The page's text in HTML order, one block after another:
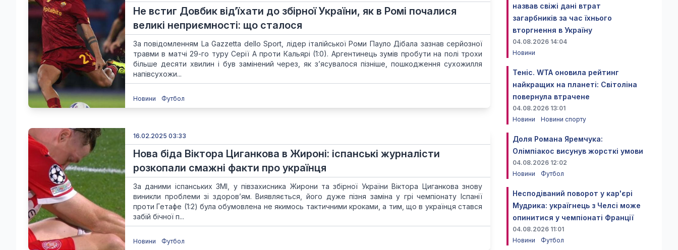
Не встиг Довбик від’їхати до збірної України, як в Ромі почалися
великі неприємності: що сталося
За повідомленням La Gazzetta dello Sport, лідер італійської Роми Пауло Дібала зазнав серйозної
травми в матчі 29-го туру Серії А проти Кальярі (1:0). Аргентинець зумів пробути на полі трохи
більше десяти хвилин і був замінений через, як з’ясувалося пізніше, пошкодження сухожилля
напівсухожи...
Новини Футбол
16.02.2025 03:33
Нова біда Віктора Циганкова в Жироні: іспанські журналісти
розкопали смажні факти про українця
За даними іспанських ЗМІ, у півзахисника Жирони та збірної України Віктора Циганкова знову
виникли проблеми зі здоров’ям. Виявляється, його дуже пізня заміна у грі чемпіонату Іспанії
проти Гетафе (1:2) була обумовлена не якимось тактичними кроками, а тим, що в українця стався
забій бічної п...
Новини Футбол
назвав свіжі дані втрат
загарбників за час їхнього
вторгнення в Україну
04.08.2026 14:04
Новини
Теніс. WTA оновила рейтинг
найкращих на планеті: Світоліна
повернула втрачене
04.08.2026 13:01
Новини
Новини спорту
Доля Романа Яремчука:
Олімпіакос висунув жорсткі умови
04.08.2026 12:02
Новини
Футбол
Несподіваний поворот у кар'єрі
Мудрика: україгнець з Челсі може
опинитися у чемпіонаті Франції
04.08.2026 11:01
Новини
Футбол